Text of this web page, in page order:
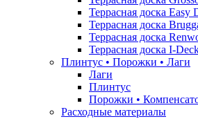
Террасная доска Easy
Террасная доска
Террасная доска
Террасная доска I-
Плинтус • Порожки • Лаги
Лаги
Плинтус
Порожки •
Расходные материалы